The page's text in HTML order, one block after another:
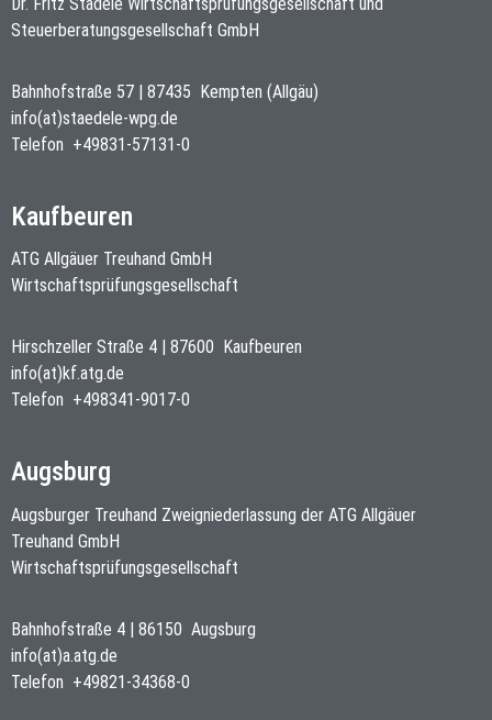
Steuerberatungsgesellschaft GmbH
Bahnhofstraße 57 | 87435 Kempten (Allgäu)
info(at)staedele-wpg.de
Telefon +49831-57131-0
Kaufbeuren
ATG Allgäuer Treuhand GmbH
Wirtschaftsprüfungsgesellschaft
Hirschzeller Straße 4 | 87600 Kaufbeuren
info(at)kf.atg.de
Telefon +498341-9017-0
Augsburg
Augsburger Treuhand Zweigniederlassung der ATG Allgäuer
Treuhand GmbH
Wirtschaftsprüfungsgesellschaft
Bahnhofstraße 4 | 86150 Augsburg
info(at)a.atg.de
Telefon +49821-34368-0